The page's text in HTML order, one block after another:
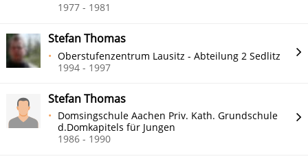
1977 - 1981
Stefan Thomas
Oberstufenzentrum Lausitz - Abteilung 2 Sedlitz
1994 - 1997
Stefan Thomas
Domsingschule Aachen Priv. Kath. Grundschule
d.Domkapitels für Jungen
1986 - 1990